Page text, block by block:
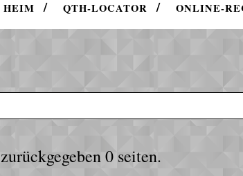
HEIM QTH-LOCATOR ONLINE-
zurückgegeben 0 seiten.